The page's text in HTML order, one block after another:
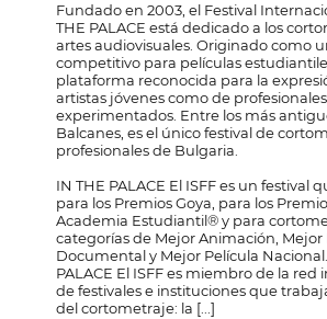
Fundado en 2003, el Festival
THE PALACE está dedicado a los
artes audiovisuales. Originado como
competitivo para películas
plataforma reconocida para la
artistas jóvenes como de profesionales
experimentados. Entre los más
Balcanes, es el único festival de
profesionales de Bulgaria.
IN THE PALACE El ISFF es un festival
para los Premios Goya, para los
Academia Estudiantil® y para
categorías de Mejor Animación, Mejor
Documental y Mejor Película
PALACE El ISFF es miembro de la red
de festivales e instituciones que
del cortometraje: la [...]